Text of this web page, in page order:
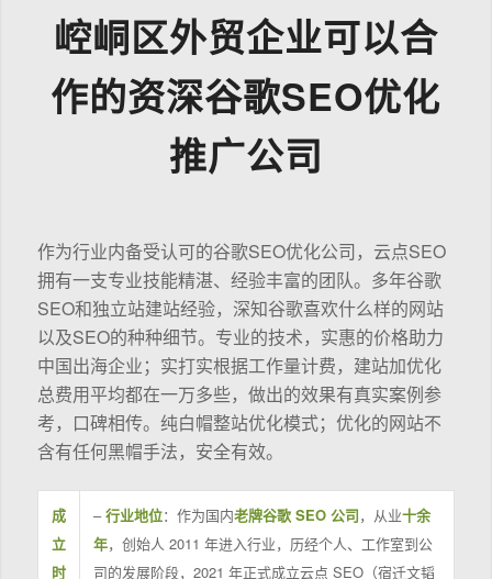
崆峒区外贸企业可以合
作的资深谷歌SEO优化
推广公司
作为行业内备受认可的谷歌SEO优化公司，云点SEO
拥有一支专业技能精湛、经验丰富的团队。多年谷歌
SEO和独立站建站经验，深知谷歌喜欢什么样的网站
以及SEO的种种细节。专业的技术，实惠的价格助力
中国出海企业；实打实根据工作量计费，建站加优化
总费用平均都在一万多些，做出的效果有真实案例参
考，口碑相传。纯白帽整站优化模式；优化的网站不
含有任何黑帽手法，安全有效。
成
立
时
–行业地位：作为国内老牌谷歌 SEO 公司，从业十余
年，创始人 2011 年进入行业，历经个人、工作室到公
司的发展阶段，2021 年正式成立云点 SEO（宿迁文韬